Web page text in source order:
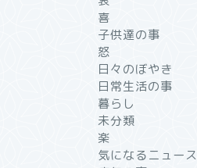
喜
子供達の事
怒
日々のぼやき
日常生活の事
暮らし
未分類
楽
気になるニュース